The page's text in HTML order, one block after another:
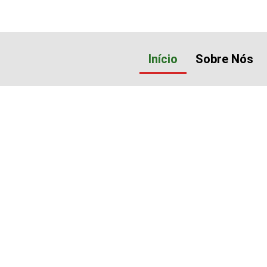
Início Sobre Nós